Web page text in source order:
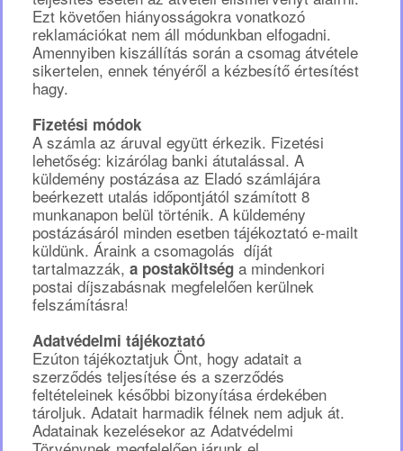
Ezt követően hiányosságokra vonatkozó
reklamációkat nem áll módunkban elfogadni.
Amennyiben kiszállítás során a csomag átvétele
sikertelen, ennek tényéről a kézbesítő értesítést
hagy.
Fizetési módok
A számla az áruval együtt érkezik. Fizetési
lehetőség: kizárólag banki átutalással. A
küldemény postázása az Eladó számlájára
beérkezett utalás időpontjától számított 8
munkanapon belül történik. A küldemény
postázásáról minden esetben tájékoztató e-mailt
küldünk. Áraink a csomagolás díját
tartalmazzák, a postaköltség a mindenkori
postai díjszabásnak megfelelően kerülnek
felszámításra!
Adatvédelmi tájékoztató
Ezúton tájékoztatjuk Önt, hogy adatait a
szerződés teljesítése és a szerződés
feltételeinek későbbi bizonyítása érdekében
tároljuk. Adatait harmadik félnek nem adjuk át.
Adatainak kezelésekor az Adatvédelmi